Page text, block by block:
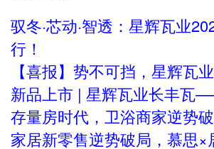
驭冬·芯动·智透：星辉瓦业
行！
【喜报】势不可挡，星辉瓦
新品上市 | 星辉瓦业长丰瓦
存量房时代，卫浴商家逆势
家居新零售逆势破局，慕思